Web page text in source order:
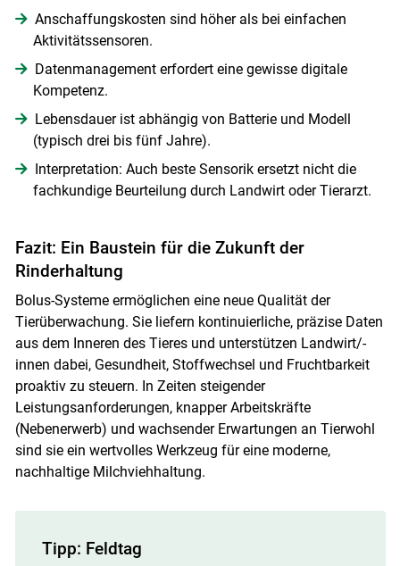
Anschaffungskosten sind höher als bei einfachen
Aktivitätssensoren.
Datenmanagement erfordert eine gewisse digitale
Kompetenz.
Lebensdauer ist abhängig von Batterie und Modell
(typisch drei bis fünf Jahre).
Interpretation: Auch beste Sensorik ersetzt nicht die
fachkundige Beurteilung durch Landwirt oder Tierarzt.
Fazit: Ein Baustein für die Zukunft der
Rinderhaltung
Bolus-Systeme ermöglichen eine neue Qualität der
Tierüberwachung. Sie liefern kontinuierliche, präzise Daten
aus dem Inneren des Tieres und unterstützen Landwirt/-
innen dabei, Gesundheit, Stoffwechsel und Fruchtbarkeit
proaktiv zu steuern. In Zeiten steigender
Leistungsanforderungen, knapper Arbeitskräfte
(Nebenerwerb) und wachsender Erwartungen an Tierwohl
sind sie ein wertvolles Werkzeug für eine moderne,
nachhaltige Milchviehhaltung.
Tipp: Feldtag